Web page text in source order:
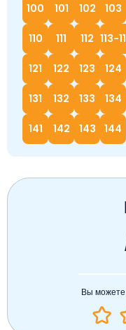
100 101 102 103
110 111 112 113-
121 122 123 124
131 132 133 134
141 142 143 144
Вы можете